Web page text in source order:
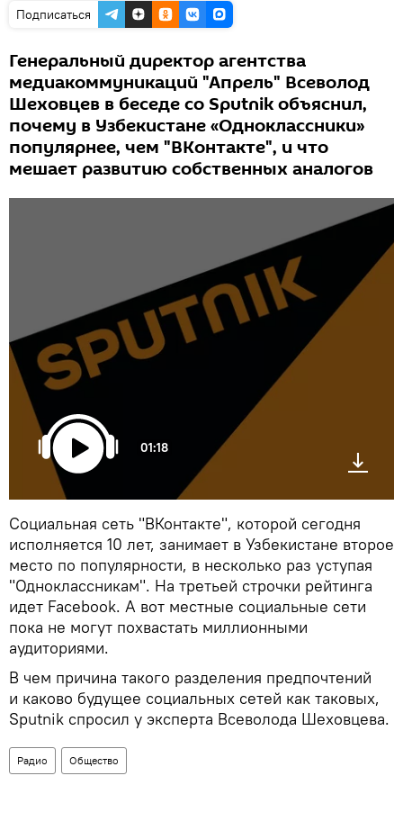
Подписаться
Генеральный директор агентства
медиакоммуникаций "Апрель" Всеволод
Шеховцев в беседе со Sputnik объяснил,
почему в Узбекистане «Одноклассники»
популярнее, чем "ВКонтакте", и что
мешает развитию собственных аналогов
01:18
Социальная сеть "ВКонтакте", которой сегодня
исполняется 10 лет, занимает в Узбекистане второе
место по популярности, в несколько раз уступая
"Одноклассникам". На третьей строчки рейтинга
идет Facebook. А вот местные социальные сети
пока не могут похвастать миллионными
аудиториями.
В чем причина такого разделения предпочтений
и каково будущее социальных сетей как таковых,
Sputnik спросил у эксперта Всеволода Шеховцева.
Радио Общество